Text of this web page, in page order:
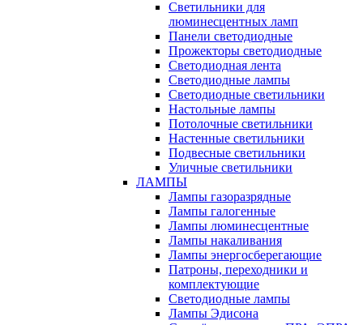
Светильники для
люминесцентных ламп
Панели светодиодные
Прожекторы светодиодные
Светодиодная лента
Светодиодные лампы
Светодиодные светильники
Настольные лампы
Потолочные светильники
Настенные светильники
Подвесные светильники
Уличные светильники
ЛАМПЫ
Лампы газоразрядные
Лампы галогенные
Лампы люминесцентные
Лампы накаливания
Лампы энергосберегающие
Патроны, переходники и
комплектующие
Светодиодные лампы
Лампы Эдисона